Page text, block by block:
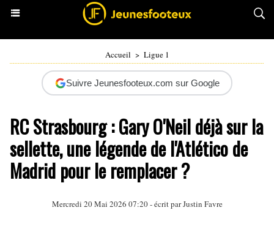
Accueil > Ligue 1
Suivre Jeunesfooteux.com sur Google
RC Strasbourg : Gary O'Neil déjà sur la
sellette, une légende de l'Atlético de
Madrid pour le remplacer ?
Mercredi 20 Mai 2026 07:20 - écrit parJustin Favre